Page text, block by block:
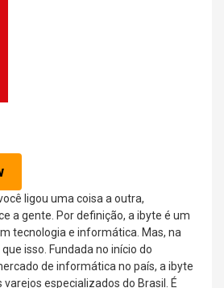
ligou uma coisa a outra,
a gente. Por definição, a ibyte é um
tecnologia e informática. Mas, na
isso. Fundada no início do
de informática no país, a ibyte
especializados do Brasil. É